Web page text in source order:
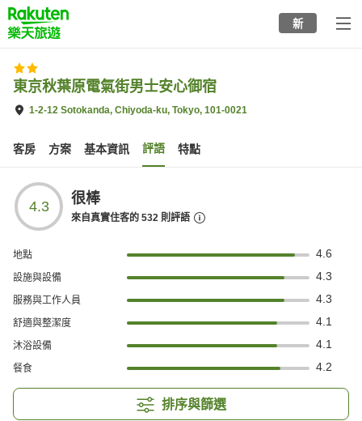
to
top
page
新
東京秋葉原電氣街男士安心御宿
1-2-12 Sotokanda, Chiyoda-ku, Tokyo, 101-0021
客房 方案 基本資訊 評語 特點
4.3 很棒
來自真實住客的 532 則評語
地點 4.6
設施與設備 4.3
服務與工作人員 4.3
舒適與整潔度 4.1
沐浴設備 4.1
餐食 4.2
排序與篩選